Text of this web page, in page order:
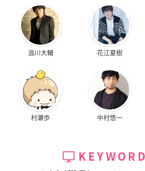
浪川大輔 花江夏樹
村瀬歩 中村悠一